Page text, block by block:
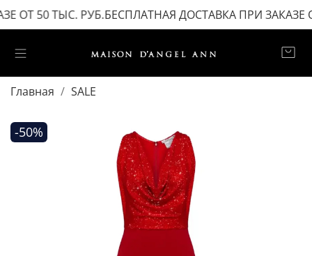
ОТ 50 ТЫС. РУБ.БЕСПЛАТНАЯ ДОСТАВКА ПРИ ЗАКАЗЕ
Главная SALE
-50%